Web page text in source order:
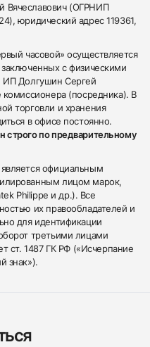
Вячеславович (ОГРНИП
юридический адрес 119361,
часовой» осуществляется
с физическими
ИП Долгушин Сергей
комиссионера (посредника). В
торговли и хранения
в офисе постоянно.
строго по предварительному
официальным
лицом марок,
Philippe и др.). Все
их правообладателей и
для идентификации
третьими лицами
ст. 1487 ГК РФ («Исчерпание
знак»).